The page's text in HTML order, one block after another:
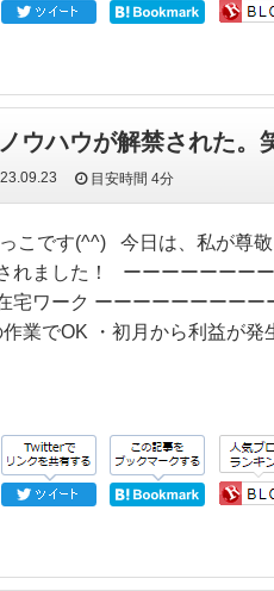
ウハウが解禁された。
目安時間4分
こです(^^) 今日は、私が尊
れました！ ーーーーーーー
宅ワーク ーーーーーーーー
業でOK ・初月から利益が発